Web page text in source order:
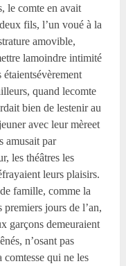
le comte en avait
fils, l’un voué à la
amovible,
lamoindre intimité
quand lecomte
bien de lestenir au
avec leur mèreet
amusait par
les théâtres les
leurs plaisirs.
famille, comme la
premiers jours de l’an,
garçons demeuraient
n’osant pas
qui ne les